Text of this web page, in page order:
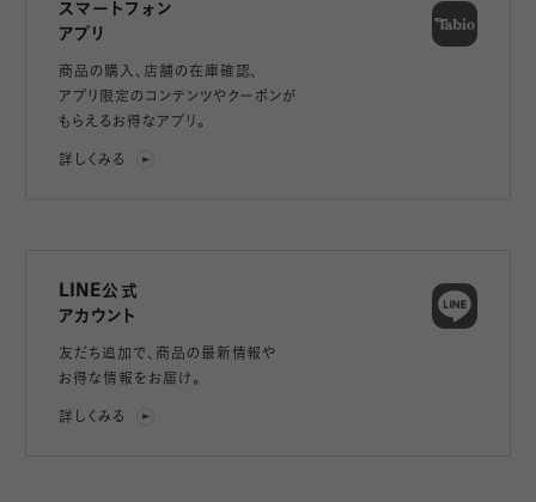
スマートフォン
アプリ
商品の購入、店舗の在庫確認、
アプリ限定のコンテンツやクーポンが
もらえるお得なアプリ。
詳しくみる
LINE公式
アカウント
友だち追加で、 商品の最新情報や
お得な情報をお届け。
詳しくみる